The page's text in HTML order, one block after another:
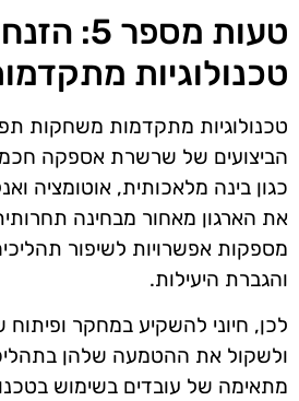
טעות מספר 5:
טכנולוגיות
טכנולוגיות מתקדמות משחקות
הביצועים של שרשרת אספקה
כגון בינה מלאכותית, אוטומציה
את הארגון מאחור מבחינה
מספקות אפשרויות לשיפור
והגברת היעילות.
לכן, חיוני להשקיע במחקר ופיתוח
ולשקול את ההטמעה שלהן
מתאימה של עובדים בשימוש